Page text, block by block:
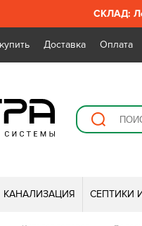
СКЛАД:
Доставка Оплата
КАНАЛИЗАЦИЯ СЕПТИКИ